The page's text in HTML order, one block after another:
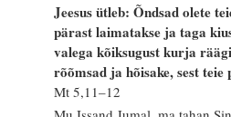
Jeesus ütleb: Õndsad olete
pärast laimatakse ja taga
valega kõiksugust kurja
rõõmsad ja hõisake, sest teie
Mt 5,11–12